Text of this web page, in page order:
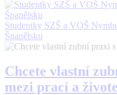
Studentky SZŠ a VOŠ
Španělsku
Chcete vlastní
mezi prací a